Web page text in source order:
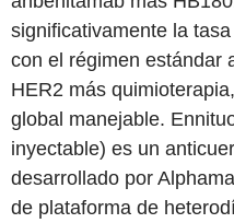
significativamente la
con el régimen estándar
HER2 más
global manejable.
inyectable) es un
desarrollado por
de plataforma de